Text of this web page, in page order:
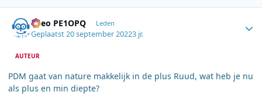
Theo PE1OPQ Leden
Geplaatst20 september 20223 jr.
AUTEUR
PDM gaat van nature makkelijk in de plus Ruud, wat heb je nu
als plus en min diepte?